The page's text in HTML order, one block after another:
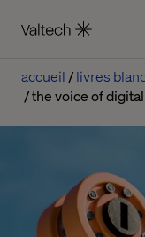
accueil
livres
the voice of